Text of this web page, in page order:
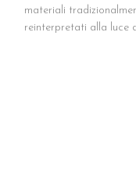
materiali
reinterpretati alla luce